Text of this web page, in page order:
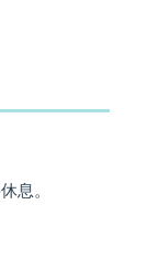
息。